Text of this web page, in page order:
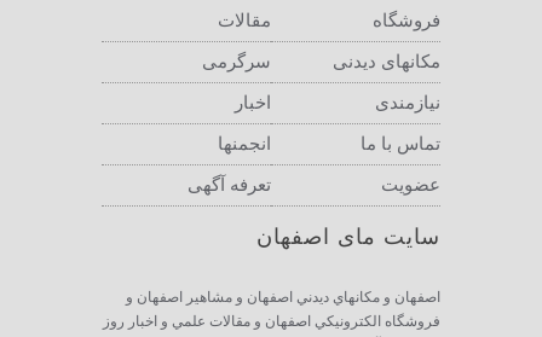
مقالات فروشگاه
سرگرمی مکانهای دیدنی
اخبار نیازمندی
انجمنها تماس با ما
تعرفه آگهی عضویت
سایت مای اصفهان
اصفهان و مكانهاي ديدني اصفهان و مشاهير اصفهان و
فروشگاه الكترونيكي اصفهان و مقالات علمي و اخبار روز